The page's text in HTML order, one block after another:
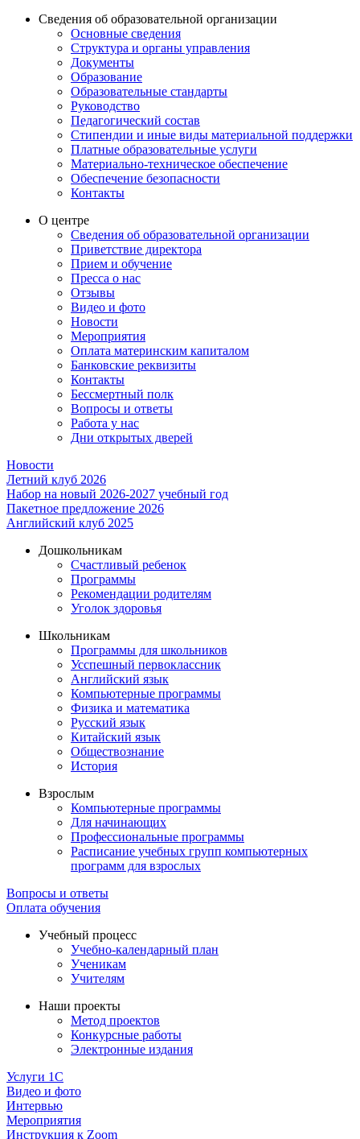
Сведения об образовательной организации
Основные сведения
Структура и органы управления
Документы
Образование
Образовательные стандарты
Руководство
Педагогический состав
Стипендии и иные виды материальной поддержки
Платные образовательные услуги
Материально-техническое обеспечение
Обеспечение безопасности
Контакты
О центре
Сведения об образовательной организации
Приветствие директора
Прием и обучение
Пресса о нас
Отзывы
Видео и фото
Новости
Мероприятия
Оплата материнским капиталом
Банковские реквизиты
Контакты
Бессмертный полк
Вопросы и ответы
Работа у нас
Дни открытых дверей
Новости
Летний клуб 2026
Набор на новый 2026-2027 учебный год
Пакетное предложение 2026
Английский клуб 2025
Дошкольникам
Счастливый ребенок
Программы
Рекомендации родителям
Уголок здоровья
Школьникам
Программы для школьников
Усспешный первоклассник
Английский язык
Компьютерные программы
Физика и математика
Русский язык
Китайский язык
Обществознание
История
Взрослым
Компьютерные программы
Для начинающих
Профессиональные программы
Расписание учебных групп компьютерных
программ для взрослых
Вопросы и ответы
Оплата обучения
Учебный процесс
Учебно-календарный план
Ученикам
Учителям
Наши проекты
Метод проектов
Конкурсные работы
Электронные издания
Услуги 1C
Видео и фото
Интервью
Мероприятия
Инструкция к Zoom